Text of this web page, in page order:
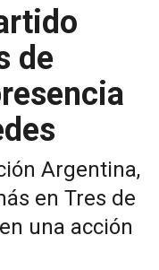
de
Argentina,
en Tres de
una acción